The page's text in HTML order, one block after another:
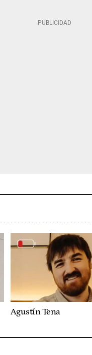
Agustín Tena